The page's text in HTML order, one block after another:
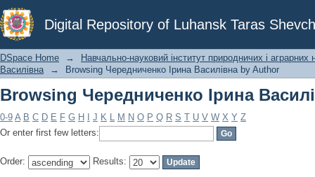
Digital Repository of Luhansk Taras
Browsing Чередниченко Ірина
DSpace Home →
Навчально-науковий інститут природничих і аграрних
Василівна
→ Browsing Чередниченко Ірина Василівна by Author
Browsing Чередниченко Ірина
0-9 A B C D E F G H J K L M N O P Q R S T U V W X Y Z
Or enter first few letters:
Order: Results: